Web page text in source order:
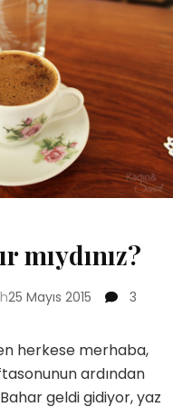
mıydınız?
25 Mayıs 2015
Bir
için
3
herkese merhaba,
ardından
geldi gidiyor, yaz